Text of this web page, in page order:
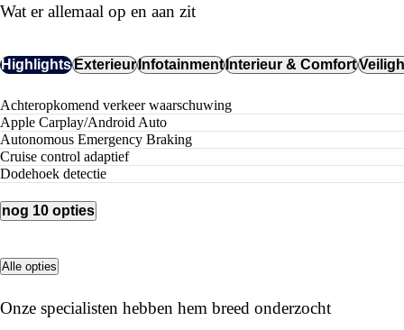
Wat er allemaal op en aan zit
HighlightsExterieurInfotainmentInterieur & Comfort
achteropkomend verkeer waarschuwing
Apple Carplay/Android Auto
Autonomous Emergency Braking
cruise control adaptief
dodehoek detectie
nog 10 opties
Alle opties
Onze specialisten hebben hem breed onderzocht